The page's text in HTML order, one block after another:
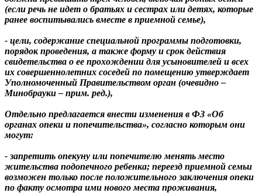
(если речь не идет о братьях и сестрах или детях, которые
ранее воспитывались вместе в приемной семье),
- цели, содержание специальной программы подготовки,
порядок проведения, а также форму и срок действия
свидетельства о ее прохождении для усыновителей и всех
их совершеннолетних соседей по помещению утверждает
Уполномоченный Правительством орган (очевидно –
Минобрауки – прим. ред.),
Отдельно предлагается внести изменения в ФЗ «Об
органах опеки и попечительства», согласно которым они
могут:
- запретить опекуну или попечителю менять место
жительства подопечного ребенка; переезд приемной семьи
возможен только после положительного заключения опеки
по факту осмотра ими нового места проживания,